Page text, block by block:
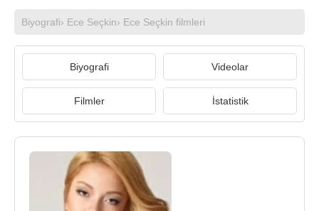
Biyografi› Ece Seçkin› Ece Seçkin filmleri
Biyografi Videolar
Filmler İstatistik